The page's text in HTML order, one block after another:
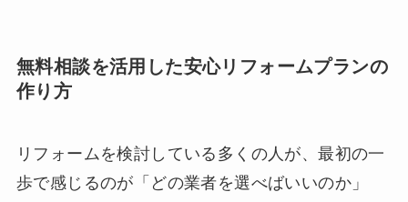
無料相談を活用した安心リフォームプランの
作り方
リフォームを検討している多くの人が、最初の一
歩で感じるのが「どの業者を選べばいいのか」